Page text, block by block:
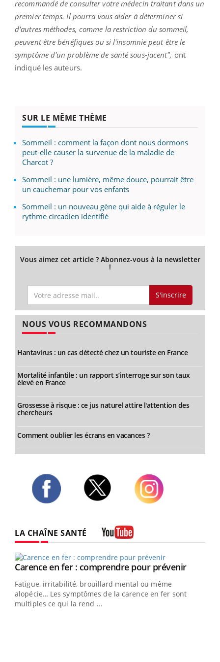
recommandé de consulter votre médecin traitant dans un
premier temps. Il pourra vous aider à déterminer si
d'autres méthodes, comme la restriction du sommeil,
peuvent être bénéfiques ou si l'insomnie peut être le
symptôme d'un problème de santé sous-jacent", ont
indiqué les auteurs.
SUR LE MÊME THÈME
Sommeil : comment la façon dont nous dormons
peut-elle causer la survenue de la maladie de
Charcot ?
Sommeil : une lumière, même douce, pourrait être
un cauchemar pour vos enfants
Sommeil : un nouveau gène qui aide à réguler le
rythme circadien identifié
Vous aimez cet article ? Abonnez-vous à la newsletter
!
S'inscrire
NOUS VOUS RECOMMANDONS
Hantavirus : un cas détecté chez un touriste en France
Mortalité infantile : un rapport s’interroge sur son taux
élevé en France
Grossesse à risque : ce jus naturel attire l'attention des
chercheurs
Comment oublier les écrans en vacances ?
LA CHAÎNE SANTÉ
Youtube
Carence en fer : comprendre pour prévenirYoutube
Fatigue, irritabilité, brouillard mental ou même
alopécie… Les symptômes de la carence en fer sont
multiples ce qui la rend ...